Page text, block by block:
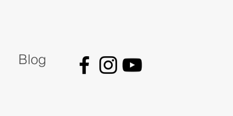
Blog